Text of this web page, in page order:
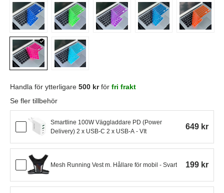
Handla för ytterligare 500 krför fri frakt
Se fler tillbehör
Smartline 100W Väggladdare PD (Power
Delivery) 2 x USB-C 2 x USB-A - VIt
649 kr
Mesh Running Vest m. Hållare för mobil - Svart 199 kr